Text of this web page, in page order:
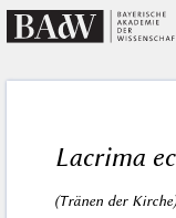
Lacrima
(Tränen der